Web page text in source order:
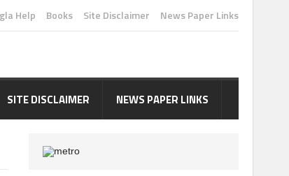
Help Books Site Disclaimer News Paper Links
SITE DISCLAIMER NEWS PAPER LINKS